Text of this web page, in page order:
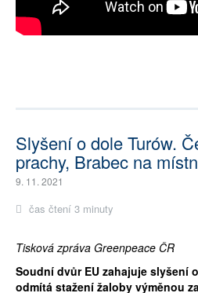
Slyšení o dole Turów.
prachy, Brabec na
9. 11. 2021
čas čtení 3 minuty
Tisková zpráva Greenpeace ČR
Soudní dvůr EU zahajuje slyšení
odmítá stažení žaloby výměnou